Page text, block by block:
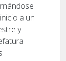
a un
y